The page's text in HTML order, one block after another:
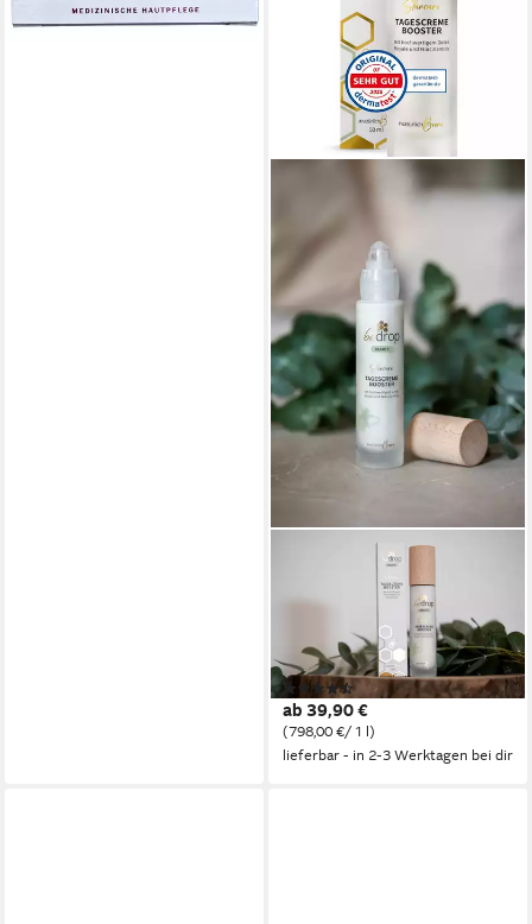
Tagescreme Booster -
Gesichtscreme mit Gelée
Royale und Niacinamide
Einzelpackung, Natürliche,
feuchtigkeitsspendende
Gesichtspflege mit Gelée
Royale
ab 39,90 €
(798,00 €/ 1 l)
lieferbar - in 2-3 Werktagen bei dir